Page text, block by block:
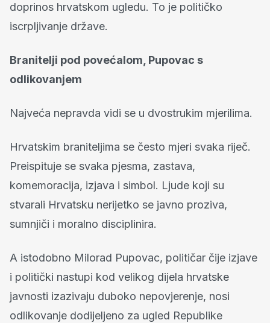
doprinos hrvatskom ugledu. To je političko
iscrpljivanje države.
Branitelji pod povećalom, Pupovac s
odlikovanjem
Najveća nepravda vidi se u dvostrukim mjerilima.
Hrvatskim braniteljima se često mjeri svaka riječ.
Preispituje se svaka pjesma, zastava,
komemoracija, izjava i simbol. Ljude koji su
stvarali Hrvatsku nerijetko se javno proziva,
sumnjiči i moralno disciplinira.
A istodobno Milorad Pupovac, političar čije izjave
i politički nastupi kod velikog dijela hrvatske
javnosti izazivaju duboko nepovjerenje, nosi
odlikovanje dodijeljeno za ugled Republike